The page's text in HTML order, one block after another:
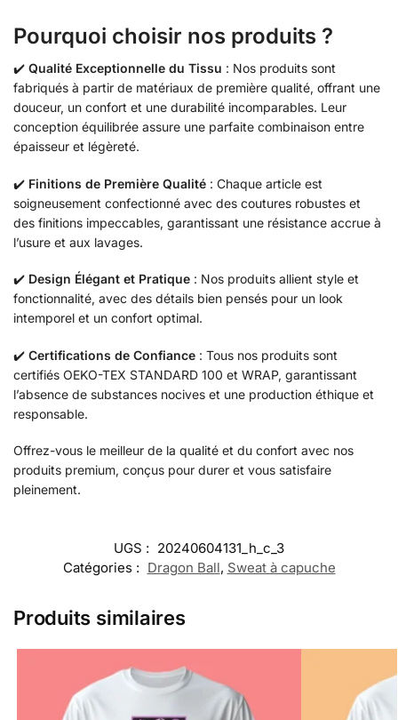
Pourquoi choisir nos produits ?
✔️ Qualité Exceptionnelle du Tissu : Nos produits sont
fabriqués à partir de matériaux de première qualité, offrant une
douceur, un confort et une durabilité incomparables. Leur
conception équilibrée assure une parfaite combinaison entre
épaisseur et légèreté.
✔️ Finitions de Première Qualité : Chaque article est
soigneusement confectionné avec des coutures robustes et
des finitions impeccables, garantissant une résistance accrue à
l’usure et aux lavages.
✔️ Design Élégant et Pratique : Nos produits allient style et
fonctionnalité, avec des détails bien pensés pour un look
intemporel et un confort optimal.
✔️ Certifications de Confiance : Tous nos produits sont
certifiés OEKO-TEX STANDARD 100 et WRAP, garantissant
l’absence de substances nocives et une production éthique et
responsable.
Offrez-vous le meilleur de la qualité et du confort avec nos
produits premium, conçus pour durer et vous satisfaire
pleinement.
UGS : 20240604131_h_c_3
Catégories : Dragon Ball, Sweat à capuche
Produits similaires